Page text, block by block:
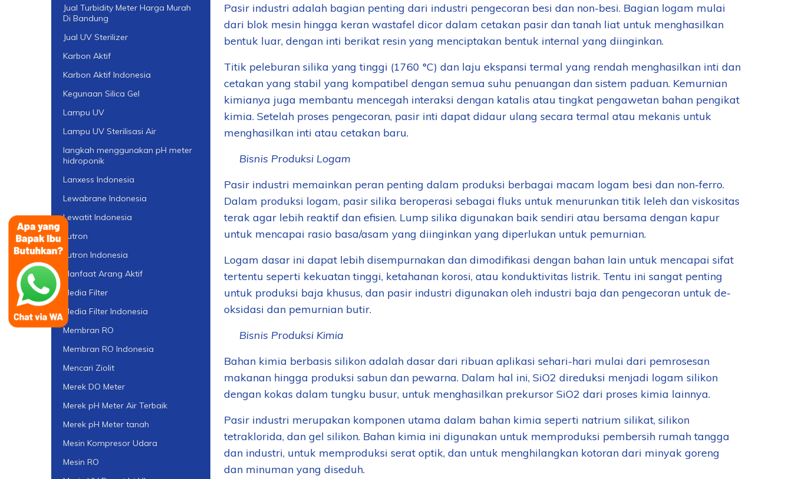
Pasir industri adalah bagian penting dari industri pengecoran besi dan non-besi. Bagian logam mulai
dari blok mesin hingga keran wastafel dicor dalam cetakan pasir dan tanah liat untuk menghasilkan
bentuk luar, dengan inti berikat resin yang menciptakan bentuk internal yang diinginkan.
Titik peleburan silika yang tinggi (1760 °C) dan laju ekspansi termal yang rendah menghasilkan inti dan
cetakan yang stabil yang kompatibel dengan semua suhu penuangan dan sistem paduan. Kemurnian
kimianya juga membantu mencegah interaksi dengan katalis atau tingkat pengawetan bahan pengikat
kimia. Setelah proses pengecoran, pasir inti dapat didaur ulang secara termal atau mekanis untuk
menghasilkan inti atau cetakan baru.
Bisnis Produksi Logam
Pasir industri memainkan peran penting dalam produksi berbagai macam logam besi dan non-ferro.
Dalam produksi logam, pasir silika beroperasi sebagai fluks untuk menurunkan titik leleh dan viskositas
terak agar lebih reaktif dan efisien. Lump silika digunakan baik sendiri atau bersama dengan kapur
untuk mencapai rasio basa/asam yang diinginkan yang diperlukan untuk pemurnian.
Logam dasar ini dapat lebih disempurnakan dan dimodifikasi dengan bahan lain untuk mencapai sifat
tertentu seperti kekuatan tinggi, ketahanan korosi, atau konduktivitas listrik. Tentu ini sangat penting
untuk produksi baja khusus, dan pasir industri digunakan oleh industri baja dan pengecoran untuk de-
oksidasi dan pemurnian butir.
Bisnis Produksi Kimia
Bahan kimia berbasis silikon adalah dasar dari ribuan aplikasi sehari-hari mulai dari pemrosesan
makanan hingga produksi sabun dan pewarna. Dalam hal ini, SiO2 direduksi menjadi logam silikon
dengan kokas dalam tungku busur, untuk menghasilkan prekursor SiO2 dari proses kimia lainnya.
Pasir industri merupakan komponen utama dalam bahan kimia seperti natrium silikat, silikon
tetraklorida, dan gel silikon. Bahan kimia ini digunakan untuk memproduksi pembersih rumah tangga
dan industri, untuk memproduksi serat optik, dan untuk menghilangkan kotoran dari minyak goreng
dan minuman yang diseduh.
Jual Turbidity Meter Harga Murah
Di Bandung
Jual UV Sterilizer
Karbon Aktif
Karbon Aktif Indonesia
Kegunaan Silica Gel
Lampu UV
Lampu UV Sterilisasi Air
langkah menggunakan pH meter
hidroponik
Lanxess Indonesia
Lewabrane Indonesia
Lewatit Indonesia
Lutron
Lutron Indonesia
Manfaat Arang Aktif
Media Filter
Media Filter Indonesia
Membran RO
Membran RO Indonesia
Mencari Ziolit
Merek DO Meter
Merek pH Meter Air Terbaik
Merek pH Meter tanah
Mesin Kompresor Udara
Mesin RO